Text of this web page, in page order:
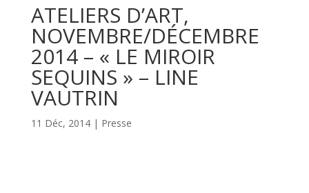
ATELIERS D’ART,
NOVEMBRE/DÉCEMBRE
2014 – « LE MIROIR
SEQUINS » – LINE
VAUTRIN
11 Déc, 2014| Presse